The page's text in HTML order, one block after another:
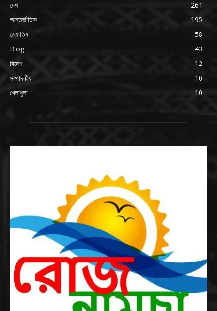
দেশ
261
আন্তর্জাতিক
195
জ্যোতিষ
58
Blog
43
বিদেশ
12
সম্পাদকীয়
10
খেলাধুলা
10